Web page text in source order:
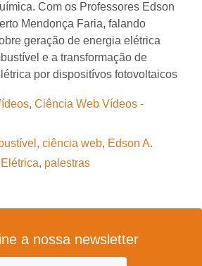
Com os Professores Edson
Mendonça Faria, falando
geração de energia elétrica
e a transformação de
por dispositívos fotovoltaicos
, Ciência Web Vídeos -
, ciência web, Edson A.
, palestras
a nossa newsletter